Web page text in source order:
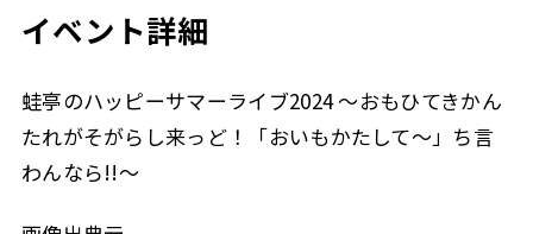
イベント詳細
蛙亭のハッピーサマーライブ2024 ～おもひてきかん
たれがそがらし来っど！「おいもかたして～」ち言
わんなら!!～